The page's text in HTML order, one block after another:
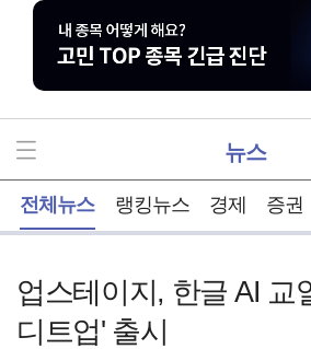
뉴스
전체뉴스 랭킹뉴스 경제 증권
업스테이지, 한글 AI 교
디트업' 출시